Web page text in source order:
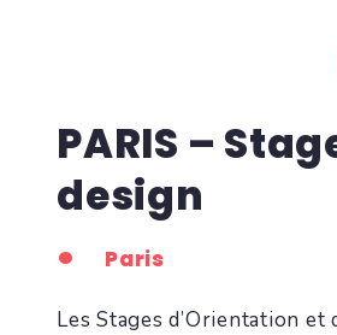
PARIS –
design
Paris
Les Stages d’Orientation et